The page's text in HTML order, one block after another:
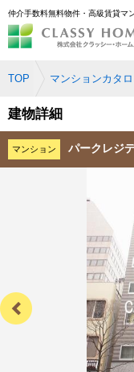
仲介手数料無料物件・高級賃貸マ
TOP マンションカタ
建物詳細
マンション パークレジ